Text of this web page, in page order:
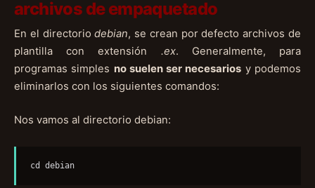
archivos de empaquetado
En el directoriodebian, se crean por defecto archivos de
plantilla con extensión .ex. Generalmente, para
programas simples no suelen ser necesarios y podemos
eliminarlos con los siguientes comandos:
Nos vamos al directorio debian:
cd debian